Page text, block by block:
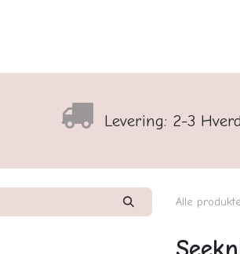
Levering: 2-3
Alle